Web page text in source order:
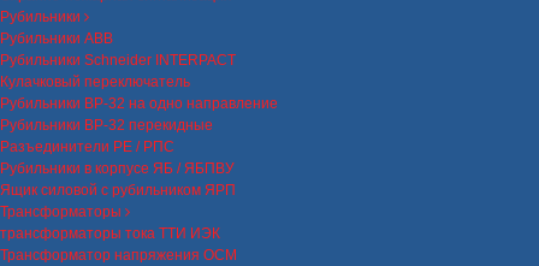
Рубильники
Рубильники ABB
Рубильники Schneider INTERPACT
Кулачковый переключатель
Рубильники ВР-32 на одно направление
Рубильники ВР-32 перекидные
Разъединители РЕ / РПС
Рубильники в корпусе ЯБ / ЯБПВУ
Ящик силовой с рубильником ЯРП
Трансформаторы
трансформаторы тока ТТИ ИЭК
Трансформатор напряжения ОСМ